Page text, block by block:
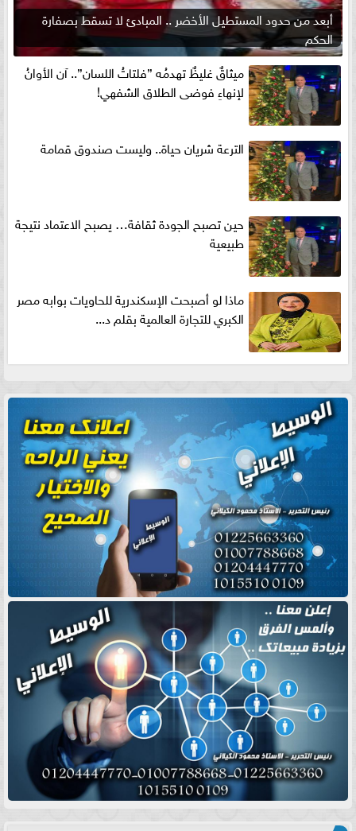
أبعد من حدود المستطيل الأخضر .. المبادئ لا تسقط بصفارة
الحكم
ميثاقٌ غليظٌ تهدمُه ”فلتاتُ اللسان”.. آن الأوانُ
لإنهاءِ فوضى الطلاق الشفهي!
الترعة شريان حياة.. وليست صندوق قمامة
حين تصبح الجودة ثقافة… يصبح الاعتماد نتيجة
طبيعية
ماذا لو أصبحت الإسكندرية للحاويات بوابه مصر
الكبري للتجارة العالمية بقلم د...